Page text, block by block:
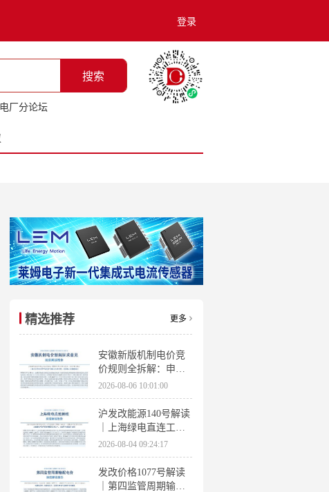
登录
搜索
厂分论坛
精选推荐 更多
安徽新版机制电价竞
价规则全拆解：申报
条件、保函罚则、出
清机制、聚合商门槛
2026-08-06 10:01:00
沪发改能源140号解读
｜上海绿电直连工作
方案 申报条件、源荷
指标、场景优先级全
梳理
2026-08-04 09:24:17
发改价格1077号解读
｜第四监管周期输配